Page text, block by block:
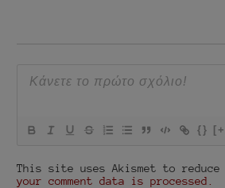
{}
This site uses Akismet to reduce
your comment data is processed.